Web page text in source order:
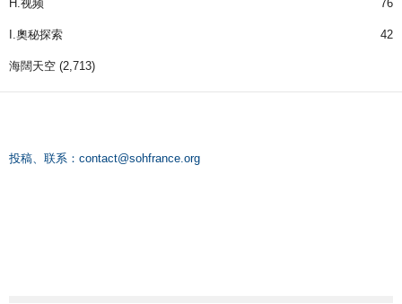
H.视频 76
I.奧秘探索 42
海闊天空 (2,713)
投稿、联系： contact@sohfrance.org